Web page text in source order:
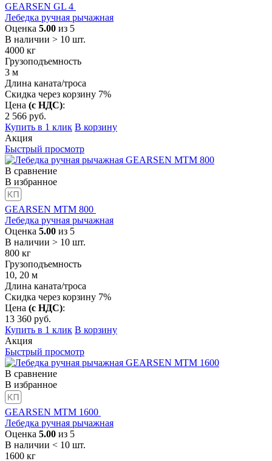
GEARSEN GL 4
Лебедка ручная рычажная
Оценка 5.00 из 5
В наличии > 10 шт.
4000 кг
Грузоподъемность
3 м
Длина каната/троса
Скидка через корзину 7%
Цена (с НДС):
2 566 руб.
Купить в 1 клик В корзину
Акция
Быстрый просмотр
В сравнение
В избранное
GEARSEN MTM 800
Лебедка ручная рычажная
Оценка 5.00 из 5
В наличии > 10 шт.
800 кг
Грузоподъемность
10, 20 м
Длина каната/троса
Скидка через корзину 7%
Цена (с НДС):
13 360 руб.
Купить в 1 клик В корзину
Акция
Быстрый просмотр
В сравнение
В избранное
GEARSEN MTM 1600
Лебедка ручная рычажная
Оценка 5.00 из 5
В наличии < 10 шт.
1600 кг